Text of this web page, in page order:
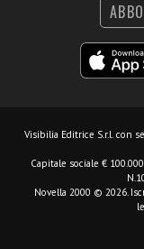
Visibilia Editrice S.r.l. con
Capitale sociale €
Novella 2000 © 2026.